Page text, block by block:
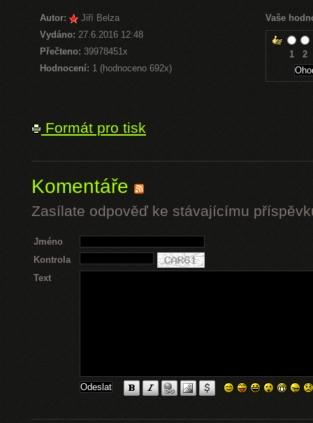
Autor:
Jiří Belza
Vydáno: 27.6.2016 12:48
Přečteno:39978451x
Hodnocení: 1 (hodnoceno 692x)
Vaše
1 2
Formát pro tisk
Komentáře
Zasílate odpověď ke stávajícímu
Jméno
Kontrola
Text